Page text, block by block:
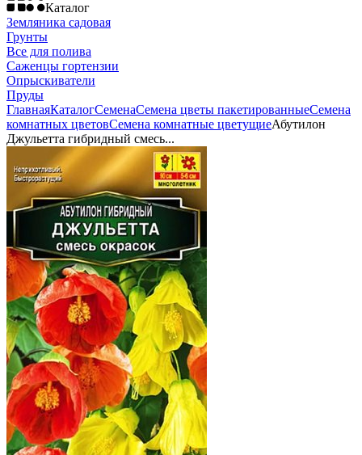
Каталог
Земляника садовая
Грунты
Все для полива
Саженцы гортензии
Опрыскиватели
Пруды
ГлавнаяКаталогСеменаСемена цветы пакетированныеСемена
комнатных цветовСемена комнатные цветущиеАбутилон
Джульетта гибридный смесь...